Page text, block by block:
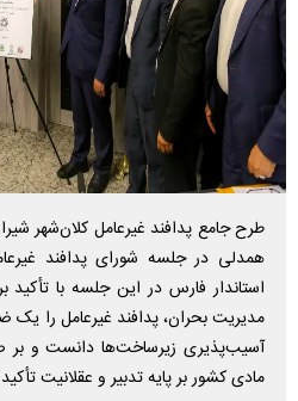
همدلی در جلسه شورای پدافند
استاندار فارس در این جلسه با تأکید
مدیریت بحران، پدافند غیرعامل را یک
آسیب‌پذیری زیرساخت‌ها دانست و بر
مادی کشور بر پایه تدبیر و عقلانیت